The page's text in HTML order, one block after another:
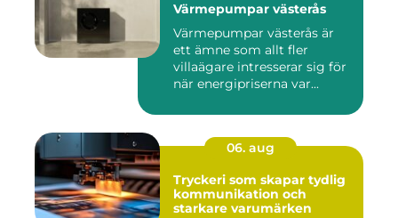
Värmepumpar västerås
Värmepumpar västerås är
ett ämne som allt fler
villaägare intresserar sig för
när energipriserna var...
06. aug
Tryckeri som skapar tydlig
kommunikation och
starkare varumärken